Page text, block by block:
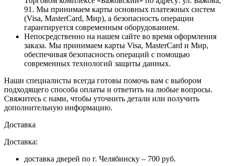
91. Мы принимаем карты основных платежных систем
(Visa, MasterCard, Мир), а безопасность операции
гарантируется современным оборудованием.
Непосредственно на нашем сайте во время оформления
заказа. Мы принимаем карты Visa, MasterCard и Мир,
обеспечивая безопасность операций с помощью
современных технологий защиты данных.
Наши специалисты всегда готовы помочь вам с выбором
подходящего способа оплаты и ответить на любые вопросы.
Свяжитесь с нами, чтобы уточнить детали или получить
дополнительную информацию.
Доставка
Доставка:
доставка дверей по г. Челябинску – 700 руб.